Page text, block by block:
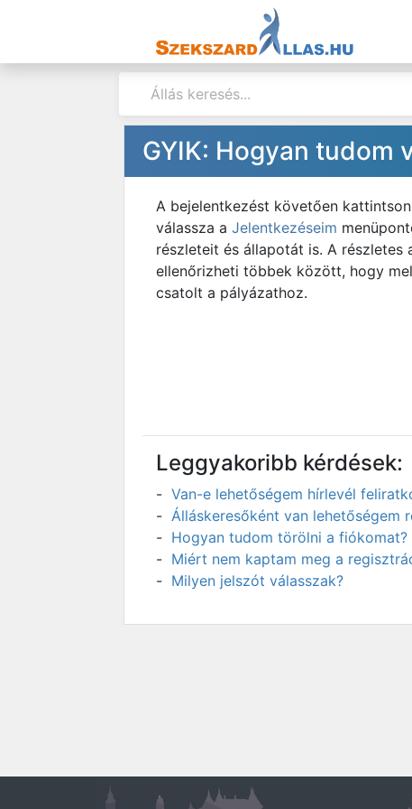
GYIK: Hogyan tudom
A bejelentkezést követően
válassza a Jelentkezéseim
részleteit és állapotát is. A
ellenőrizheti többek között, hogy
csatolt a pályázathoz.
Leggyakoribb kérdések:
Van-e lehetőségem hírlevél
Álláskeresőként van lehetőségem
Hogyan tudom törölni a fiókomat?
Miért nem kaptam meg a
Milyen jelszót válasszak?